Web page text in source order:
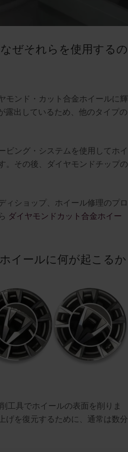
ぜそれらを使用するの
モンド・カット合金ホイールに輝
露出しているため、他のタイプの
ビング・システムを使用してホイ
。その後、ダイヤモンドチップの
ィショップ、ホイール修理のプロ
ダイヤモンドカット合金ホイー
イールに何が起こるか
工具でホイールの表面を削りま
げを復元するために、通常は数分